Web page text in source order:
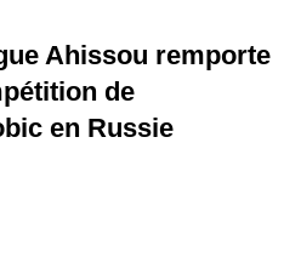
Ahissou remporte
de
en Russie